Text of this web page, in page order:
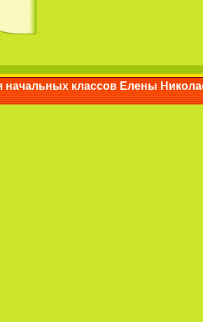
начальных классов Елены